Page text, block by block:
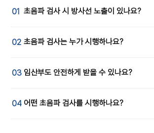
01 초음파 검사 시 방사선 노출이 있나요?
방사선 노출이 전혀 없습니다. CT나 X-
수 있으며 반복 검사에도 부담이 없습니다.
02 초음파 검사는 누가 시행하나요?
직접 검사를 시행합니다. 10년 이상의 임
검사 직후 결과에 대해 1:1로 상세히 설명
03 임산부도 안전하게 받을 수 있나요?
임산부와 어린이도 안전하게 받을 수 있
04 어떤 초음파 검사를 시행하나요?